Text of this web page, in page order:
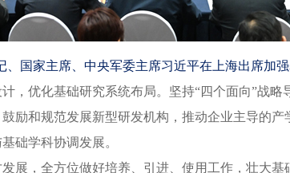
、国家主席、中央军委主席习近平在上海出席加
优化基础研究系统布局。坚持“四个面向”战略
励和规范发展新型研发机构，推动企业主导的
础学科协调发展。
，全方位做好培养、引进、使用工作，壮大基